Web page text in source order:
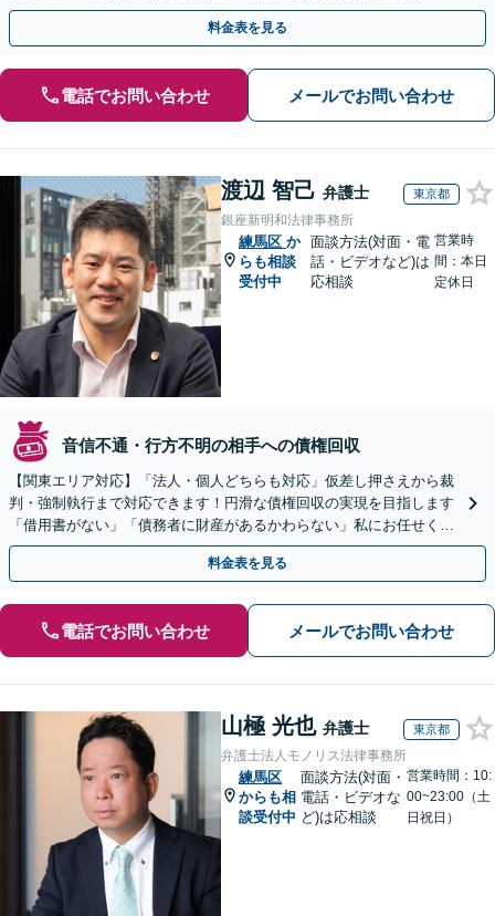
依頼から、顧問契約まで対応しております
料金表を見る
電話でお問い合わせ メールでお問い合わせ
渡辺 智己 弁護士 東京都
銀座新明和法律事務所
練馬区 か
らも相談
受付中
面談方法(対面・電
話・ビデオなど)は
応相談
営業時
間：本日
定休日
音信不通・行方不明の相手への債権回収
【関東エリア対応】「法人・個人どちらも対応」仮差し押さえから裁
判・強制執行まで対応できます！円滑な債権回収の実現を目指します
「借用書がない」「債務者に財産があるかわらない」私にお任せくだ
さい！【分割払いあり】【休日・夜間相談可】
料金表を見る
電話でお問い合わせ メールでお問い合わせ
山極 光也 弁護士 東京都
弁護士法人モノリス法律事務所
練馬区
からも相
談受付中
面談方法(対面・
電話・ビデオな
ど)は応相談
営業時間：10:
00~23:00（土
日祝日）